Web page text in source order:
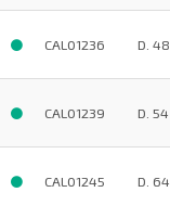
CAL01236 D. 48
CAL01239 D. 54
CAL01245 D. 64